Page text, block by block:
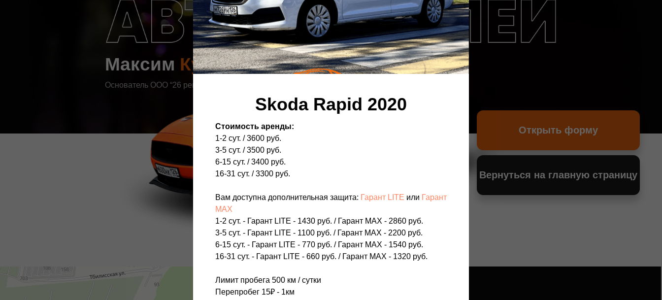
Открыть форму
Вернуться на главную страницу
Максим Кулагин
Основатель ООО “26 регион”
Skoda Rapid 2020
Стоимость аренды:
1-2 сут. / 3600 руб.
3-5 сут. / 3500 руб.
6-15 сут. / 3400 руб.
16-31 сут. / 3300 руб.
Вам доступна дополнительная защита: Гарант LITE или Гарант
MAX
1-2 сут. - Гарант LITE - 1430 руб. / Гарант MAX - 2860 руб.
3-5 сут. - Гарант LITE - 1100 руб. / Гарант MAX - 2200 руб.
6-15 сут. - Гарант LITE - 770 руб. / Гарант MAX - 1540 руб.
16-31 сут. - Гарант LITE - 660 руб. / Гарант MAX - 1320 руб.
Лимит пробега 500 км / сутки
Перепробег 15₽ - 1км